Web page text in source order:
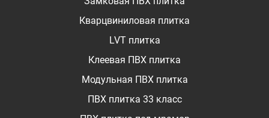
Кварцвиниловая плитка
LVT плитка
Клеевая ПВХ плитка
Модульная ПВХ плитка
ПВХ плитка 33 класс